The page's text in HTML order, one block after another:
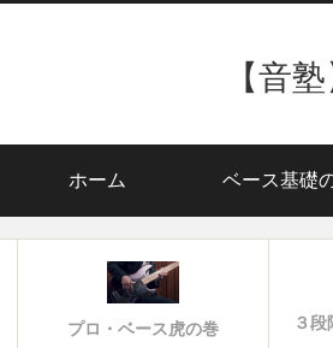
【音
ホーム ベース基礎
プロ・ベース虎の巻
３